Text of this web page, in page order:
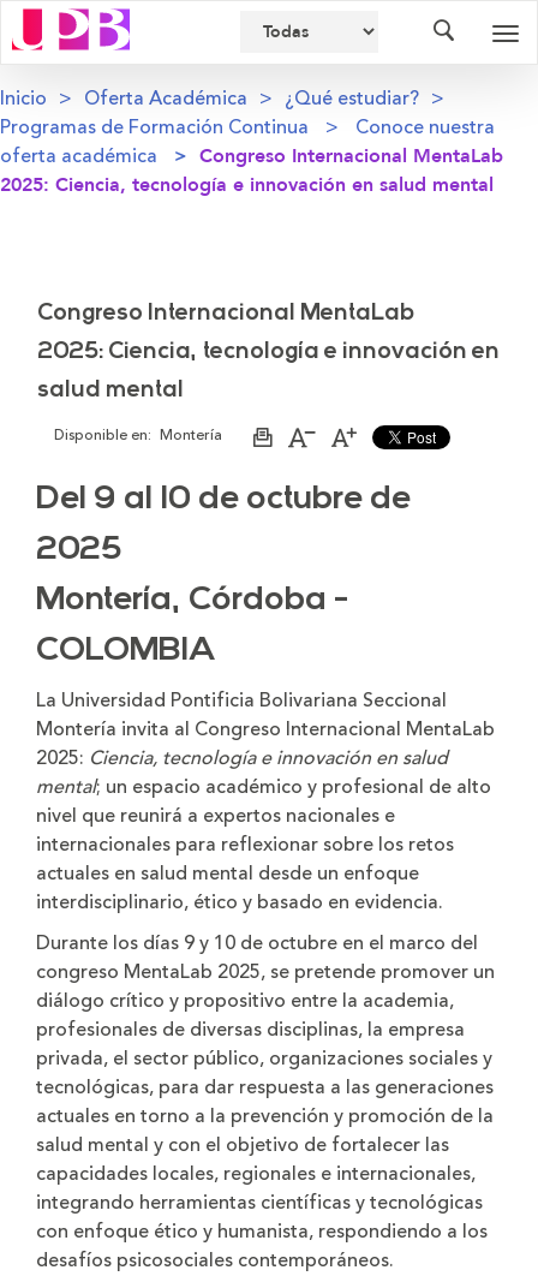
Inicio Oferta Académica
¿Qué estudiar?
Programas de Formación Continua
Conoce nuestra
oferta académica
Congreso Internacional MentaLab
2025: Ciencia, tecnología e innovación en salud mental
Congreso Internacional MentaLab
2025: Ciencia, tecnología e innovación en
salud mental
Disponible en: Montería
ImprimirAumentar
de
la
Disminuir
de
la
Del 9 al 10 de octubre de
2025
Montería, Córdoba -
COLOMBIA
La Universidad Pontificia Bolivariana Seccional
Montería invita al Congreso Internacional MentaLab
2025: Ciencia, tecnología e innovación en salud
mental; un espacio académico y profesional de alto
nivel que reunirá a expertos nacionales e
internacionales para reflexionar sobre los retos
actuales en salud mental desde un enfoque
interdisciplinario, ético y basado en evidencia.
Durante los días 9 y 10 de octubre en el marco del
congreso MentaLab 2025, se pretende promover un
diálogo crítico y propositivo entre la academia,
profesionales de diversas disciplinas, la empresa
privada, el sector público, organizaciones sociales y
tecnológicas, para dar respuesta a las generaciones
actuales en torno a la prevención y promoción de la
salud mental y con el objetivo de fortalecer las
capacidades locales, regionales e internacionales,
integrando herramientas científicas y tecnológicas
con enfoque ético y humanista, respondiendo a los
desafíos psicosociales contemporáneos.